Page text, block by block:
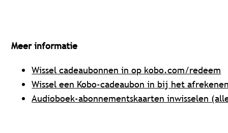
Meer informatie
Wissel cadeaubonnen in op kobo.com/redeem
Wissel een Kobo-cadeaubon in bij het
Audioboek-abonnementskaarten inwisselen